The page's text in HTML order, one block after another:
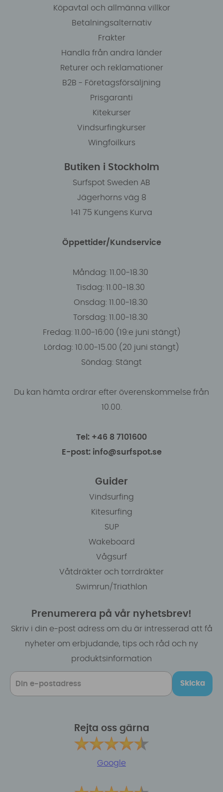
Köpavtal och allmänna villkor
Betalningsalternativ
Frakter
Handla från andra länder
Returer och reklamationer
B2B - Företagsförsäljning
Prisgaranti
Kitekurser
Vindsurfingkurser
Wingfoilkurs
Butiken i Stockholm
Surfspot Sweden AB
Jägerhorns väg 8
141 75 Kungens Kurva
Öppettider/Kundservice
Måndag: 11.00-18.30
Tisdag: 11.00-18.30
Onsdag: 11.00-18.30
Torsdag: 11.00-18.30
Fredag: 11.00-16:00 (19:e juni stängt)
Lördag: 10.00-15.00 (20 juni stängt)
Söndag: Stängt
Du kan hämta ordrar efter överenskommelse från
10.00.
Tel: +46 8 7101600
E-post: info@surfspot.se
Guider
Vindsurfing
Kitesurfing
SUP
Wakeboard
Vågsurf
Våtdräkter och torrdräkter
Swimrun/Triathlon
Prenumerera på vår nyhetsbrev!
Skriv i din e-post adress om du är intresserad att få
nyheter om erbjudande, tips och råd och ny
produktsinformation
Skicka
Rejta oss gärna
Google